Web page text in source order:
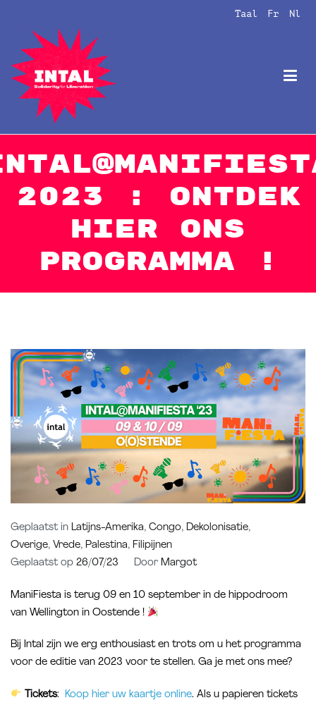
springen
Taal Fr Nl
Intal
Globalize Solidarity!
2023 : Ontdek
hier ons
programma !
Geplaatst in Latijns-Amerika, Congo, Dekolonisatie,
Overige, Vrede, Palestina, Filipijnen
Geplaatst op 26/07/23 Door Margot
ManiFiesta is terug 09 en 10 september in de hippodroom
van Wellington in Oostende !
Bij Intal zijn we erg enthousiast en trots om u het programma
voor de editie van 2023 voor te stellen. Ga je met ons mee?
Tickets: Koop hier uw kaartje online. Als u papieren tickets